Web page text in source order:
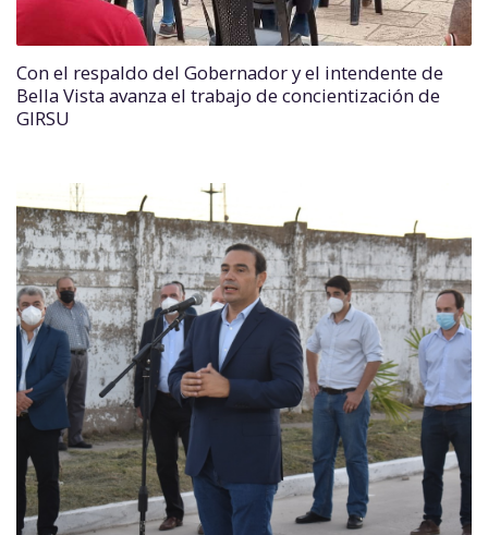
Con el respaldo del Gobernador y el intendente de
Bella Vista avanza el trabajo de concientización de
GIRSU